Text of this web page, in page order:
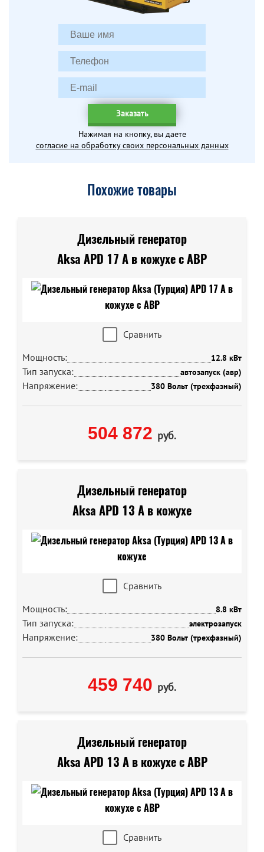
Заказать
Нажимая на кнопку, вы даете
согласие на обработку своих персональных данных
Похожие товары
Дизельный генератор
Aksa APD 17 A в кожухе с АВР
Сравнить
Мощность:
12.8 кВт
Тип запуска: автозапуск (авр)
Напряжение: 380 Вольт (трехфазный)
504 872 руб.
Дизельный генератор
Aksa APD 13 A в кожухе
Сравнить
Мощность:
8.8 кВт
Тип запуска: электрозапуск
Напряжение: 380 Вольт (трехфазный)
459 740 руб.
Дизельный генератор
Aksa APD 13 A в кожухе с АВР
Сравнить